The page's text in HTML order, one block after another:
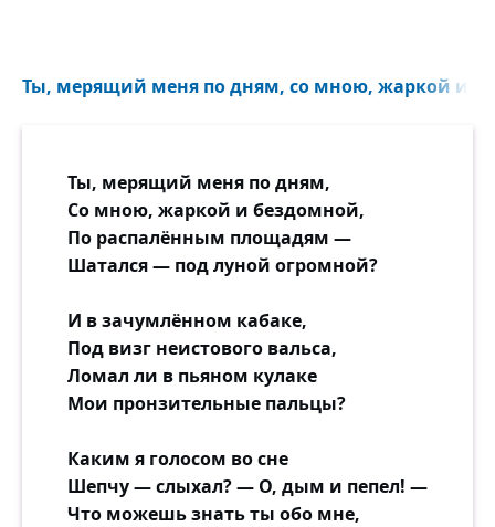
Ты, мерящий меня по дням, со мною, жаркой и
Ты, мерящий меня по дням,
Со мною, жаркой и бездомной,
По распалённым площадям —
Шатался — под луной огромной?
И в зачумлённом кабаке,
Под визг неистового вальса,
Ломал ли в пьяном кулаке
Мои пронзительные пальцы?
Каким я голосом во сне
Шепчу — слыхал? — О, дым и пепел! —
Что можешь знать ты обо мне,